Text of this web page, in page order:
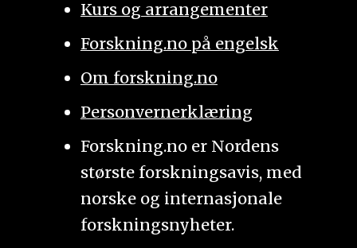
Kurs og arrangementer
Forskning.no på engelsk
Om forskning.no
Personvernerklæring
Forskning.no er Nordens
største forskningsavis, med
norske og internasjonale
forskningsnyheter.